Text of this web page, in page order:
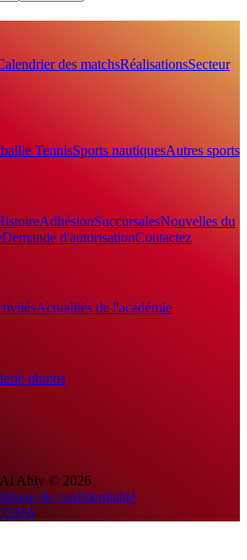
des matchsRéalisationsSecteur
le TennisSports nautiquesAutres sports
AdhésionSuccursalesNouvelles du
Demande d'autorisationContactez
Actualités de l'académie
photos
Ahly © 2026
de confidentialité